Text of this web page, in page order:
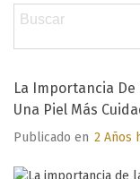
La Importancia De
Una Piel Más
Publicado en 2 Años